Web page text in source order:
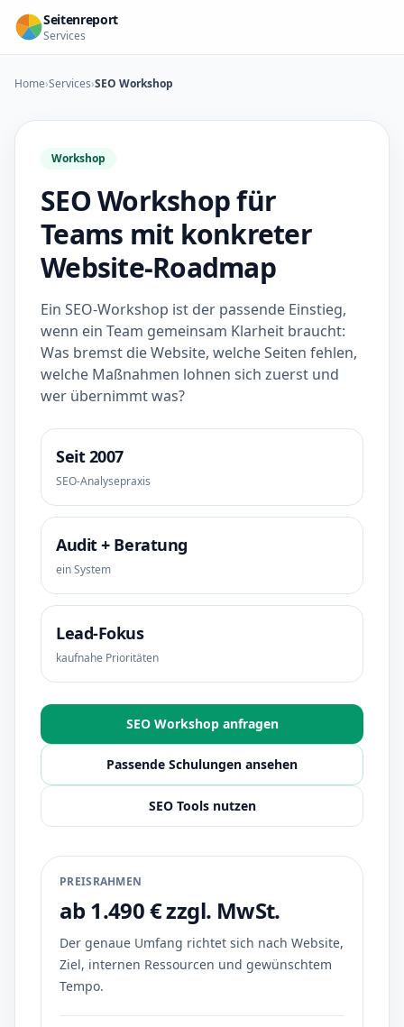
Seitenreport
Services
Home›Services›SEO Workshop
Workshop
SEO Workshop für
Teams mit konkreter
Website-Roadmap
Ein SEO-Workshop ist der passende Einstieg,
wenn ein Team gemeinsam Klarheit braucht:
Was bremst die Website, welche Seiten fehlen,
welche Maßnahmen lohnen sich zuerst und
wer übernimmt was?
Seit 2007
SEO-Analysepraxis
Audit + Beratung
ein System
Lead-Fokus
kaufnahe Prioritäten
SEO Workshop anfragen
Passende Schulungen ansehen
SEO Tools nutzen
PREISRAHMEN
ab 1.490 € zzgl. MwSt.
Der genaue Umfang richtet sich nach Website,
Ziel, internen Ressourcen und gewünschtem
Tempo.